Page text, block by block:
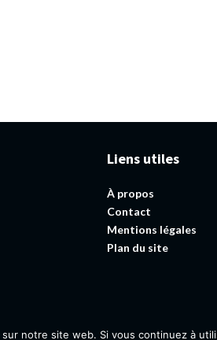
Liens utiles
À propos
Contact
Mentions légales
Plan du site
– Tous droits réservés.ResCo Bien-
notre site web. Si vous continuez à